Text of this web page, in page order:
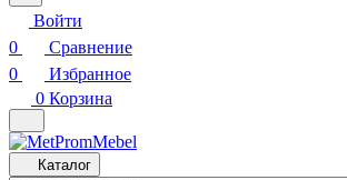
Войти
0
Сравнение
0
Избранное
0 Корзина
Каталог